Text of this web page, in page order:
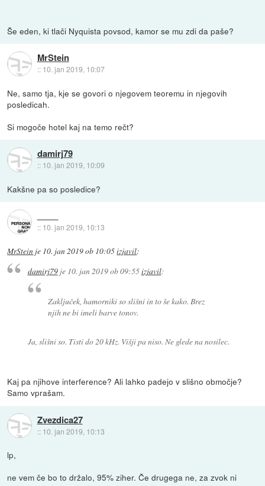
Še eden, ki tlači Nyquista povsod, kamor se mu zdi da paše?
MrStein
:: 10. jan 2019, 10:07
Ne, samo tja, kje se govori o njegovem teoremu in njegovih
posledicah.
Si mogoče hotel kaj na temo rečt?
damirj79
:: 10. jan 2019, 10:09
Kakšne pa so posledice?
:: 10. jan 2019, 10:13
MrStein je 10. jan 2019 ob 10:05izjavil:
damirj79je 10. jan 2019 ob 09:55izjavil:
Zaključek, hamorniki so slišni in to še kako. Brez
njih ne bi imeli barve tonov.
Ja, slišni so. Tisti do 20 kHz. Višji pa niso. Ne glede na nosilec.
Kaj pa njihove interference? Ali lahko padejo v slišno območje?
Samo vprašam.
Zvezdica27
:: 10. jan 2019, 10:13
lp,
ne vem če bo to držalo, 95% ziher. Če drugega ne, za zvok ni